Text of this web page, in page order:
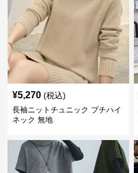
¥5,270 (税込)
長袖ニットチュニック プチハイ
ネック 無地